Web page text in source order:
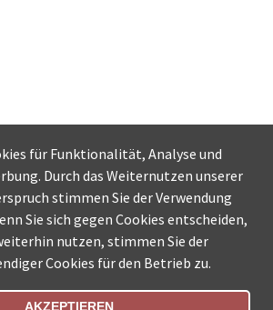
für Funktionalität, Analyse und
Durch das Weiternutzen unserer
stimmen Sie der Verwendung
Sie sich gegen Cookies entscheiden,
nutzen, stimmen Sie der
Cookies für den Betrieb zu.
AKZEPTIEREN